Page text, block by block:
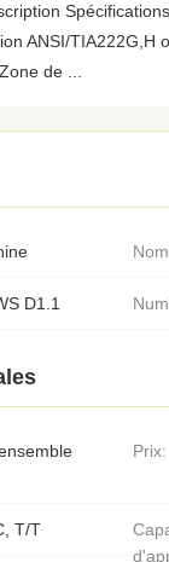
ANSI/TIA222G,H
de ...
D1.1
Prix:
T/T